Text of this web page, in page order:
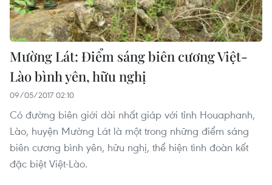
Mường Lát: Điểm sáng biên cương Việt-
Lào bình yên, hữu nghị
09/05/2017 02:10
Có đường biên giới dài nhất giáp với tỉnh Houaphanh,
Lào, huyện Mường Lát là một trong những điểm sáng
biên cương bình yên, hữu nghị, thể hiện tình đoàn kết
đặc biệt Việt-Lào.